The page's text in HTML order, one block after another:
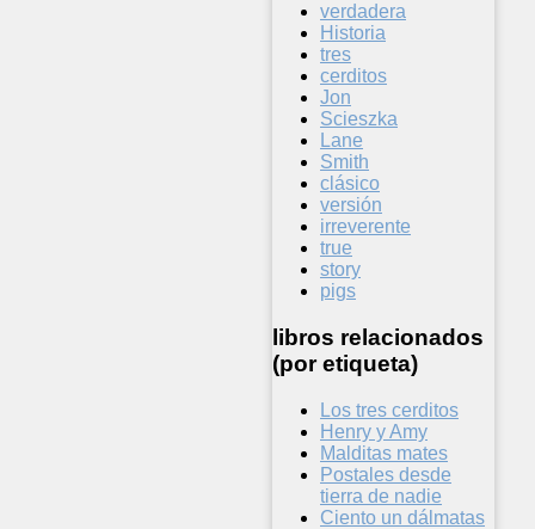
verdadera
Historia
tres
cerditos
Jon
Scieszka
Lane
Smith
clásico
versión
irreverente
true
story
pigs
libros relacionados
(por etiqueta)
Los tres cerditos
Henry y Amy
Malditas mates
Postales desde
tierra de nadie
Ciento un dálmatas